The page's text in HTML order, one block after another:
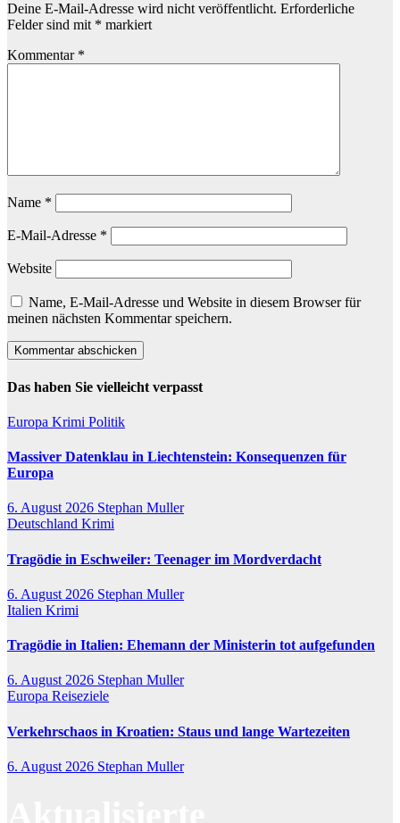
Deine E-Mail-Adresse wird nicht veröffentlicht. Erforderliche
Felder sind mit * markiert
Kommentar *
Name *
E-Mail-Adresse *
Website
Name, E-Mail-Adresse und Website in diesem Browser für
meinen nächsten Kommentar speichern.
Das haben Sie vielleicht verpasst
Europa Krimi Politik
Massiver Datenklau in Liechtenstein: Konsequenzen für
Europa
6. August 2026 Stephan Muller
Deutschland Krimi
Tragödie in Eschweiler: Teenager im Mordverdacht
6. August 2026 Stephan Muller
Italien Krimi
Tragödie in Italien: Ehemann der Ministerin tot aufgefunden
6. August 2026 Stephan Muller
Europa Reiseziele
Verkehrschaos in Kroatien: Staus und lange Wartezeiten
6. August 2026 Stephan Muller